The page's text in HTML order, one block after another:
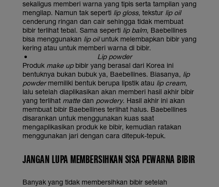
sekaligus memberi warna yang tipis serta tampilan yang
mengilap. Namun tak seperti lip gloss, tekstur lip oil
cenderung ringan dan cair sehingga tidak membuat
bibir terlihat tebal. Sama seperti lip balm, Baebellines
bisa menggunakan lip oiluntuk melembapkan bibir yang
kering atau untuk memberi warna di bibir.
Lip powder
Produk make upbibir yang berasal dari Korea ini
bentuknya bukan bubuk ya, Baebellines. Biasanya, lip
powdermemiliki bentuk berupa lipstik atau lip cream,
lalu setelah diaplikasikan akan memberi hasil akhir bibir
yang terlihat matte dan powdery. Hasil akhir ini akan
membuat bibir Baebellines terlihat halus. Baebellines
disarankan untuk menggunakan kuas saat
mengaplikasikan produk ke bibir, kemudian ratakan
menggunakan jari dengan cara ditepuk-tepuk.
JANGAN LUPA MEMBERSIHKAN SISA PEWARNA BIBIR
Banyak yang tidak membersihkan bibir setelah